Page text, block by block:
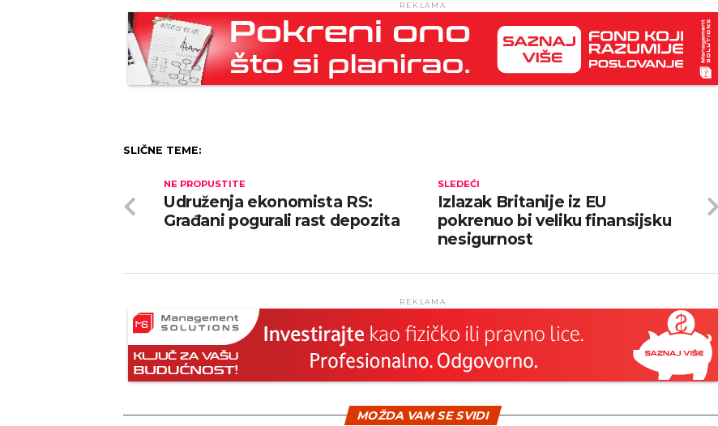
REKLAMA
SLIČNE TEME:
SLEDEĆI
Izlazak Britanije iz EU
pokrenuo bi veliku finansijsku
nesigurnost
NE PROPUSTITE
Udruženja ekonomista RS:
Građani pogurali rast depozita
REKLAMA
MOŽDA VAM SE SVIDI